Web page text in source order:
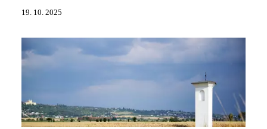
19. 10. 2025